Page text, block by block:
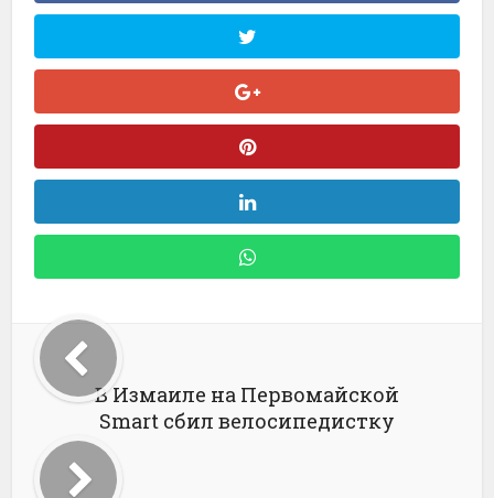
В Измаиле на Первомайской
Smart сбил велосипедистку